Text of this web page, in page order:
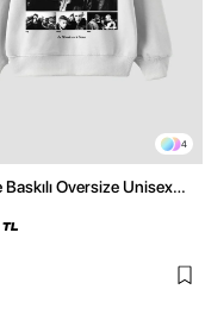
4
Baskılı Oversize Unisex